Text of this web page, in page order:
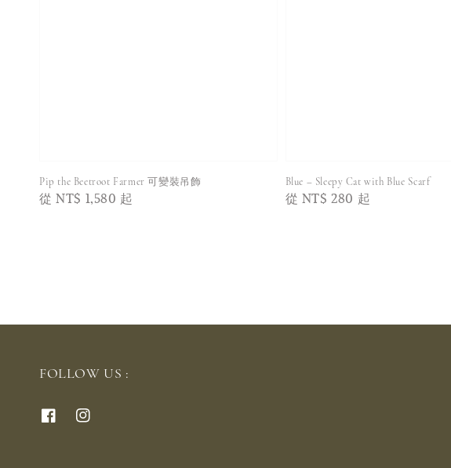
Pip the Beetroot Farmer 可變裝吊飾
Regular
從NT$ 1,580 起
Blue – Sleepy Cat with Blue Scarf
Regular
從 NT$ 280 起
FOLLOW US :